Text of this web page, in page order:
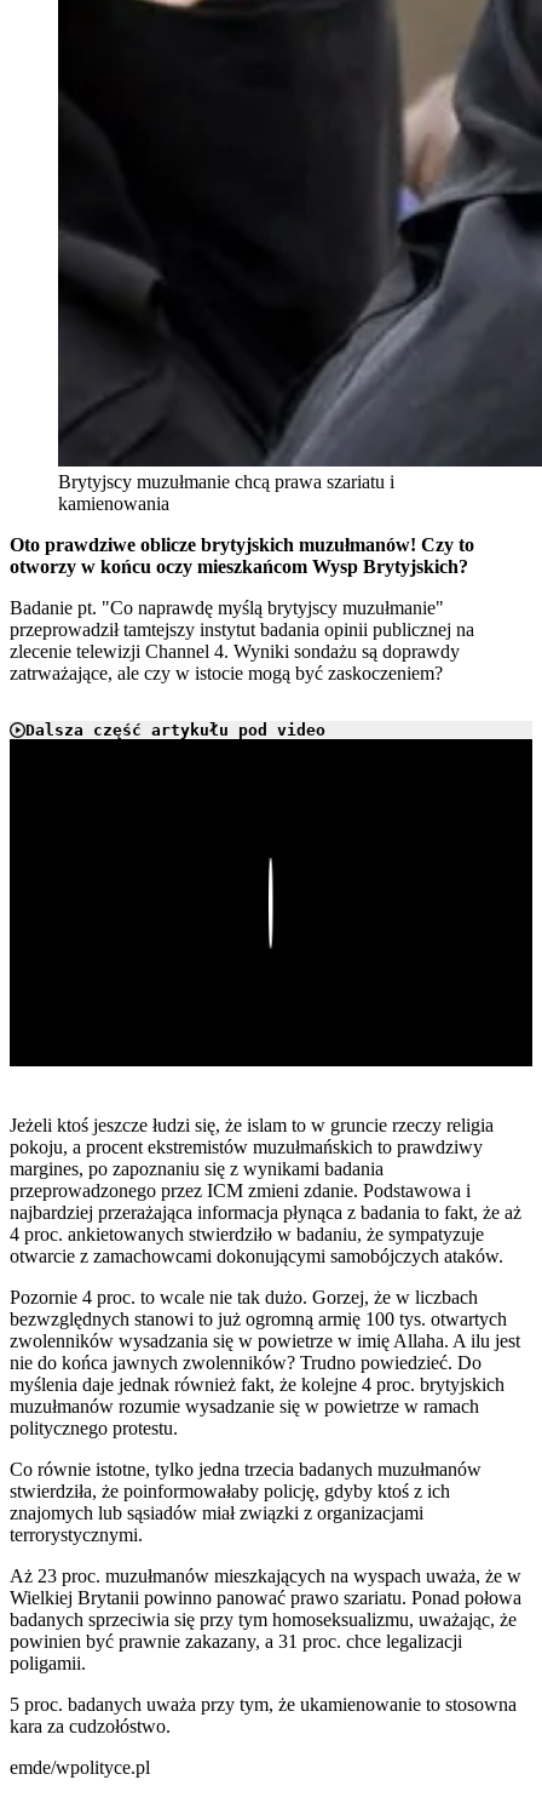
Brytyjscy muzułmanie chcą prawa szariatu i
kamienowania
Oto prawdziwe oblicze brytyjskich muzułmanów! Czy to
otworzy w końcu oczy mieszkańcom Wysp Brytyjskich?
Badanie pt. "Co naprawdę myślą brytyjscy muzułmanie"
przeprowadził tamtejszy instytut badania opinii publicznej na
zlecenie telewizji Channel 4. Wyniki sondażu są doprawdy
zatrważające, ale czy w istocie mogą być zaskoczeniem?
Dalsza część artykułu pod video
Jeżeli ktoś jeszcze łudzi się, że islam to w gruncie rzeczy religia
pokoju, a procent ekstremistów muzułmańskich to prawdziwy
margines, po zapoznaniu się z wynikami badania
przeprowadzonego przez ICM zmieni zdanie. Podstawowa i
najbardziej przerażająca informacja płynąca z badania to fakt, że aż
4 proc. ankietowanych stwierdziło w badaniu, że sympatyzuje
otwarcie z zamachowcami dokonującymi samobójczych ataków.
Pozornie 4 proc. to wcale nie tak dużo. Gorzej, że w liczbach
bezwzględnych stanowi to już ogromną armię 100 tys. otwartych
zwolenników wysadzania się w powietrze w imię Allaha. A ilu jest
nie do końca jawnych zwolenników? Trudno powiedzieć. Do
myślenia daje jednak również fakt, że kolejne 4 proc. brytyjskich
muzułmanów rozumie wysadzanie się w powietrze w ramach
politycznego protestu.
Co równie istotne, tylko jedna trzecia badanych muzułmanów
stwierdziła, że poinformowałaby policję, gdyby ktoś z ich
znajomych lub sąsiadów miał związki z organizacjami
terrorystycznymi.
Aż 23 proc. muzułmanów mieszkających na wyspach uważa, że w
Wielkiej Brytanii powinno panować prawo szariatu. Ponad połowa
badanych sprzeciwia się przy tym homoseksualizmu, uważając, że
powinien być prawnie zakazany, a 31 proc. chce legalizacji
poligamii.
5 proc. badanych uważa przy tym, że ukamienowanie to stosowna
kara za cudzołóstwo.
emde/wpolityce.pl